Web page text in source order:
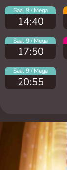
Saal 9 / Mega
14:40
Saal 9 / Mega
17:50
Saal 9 / Mega
20:55